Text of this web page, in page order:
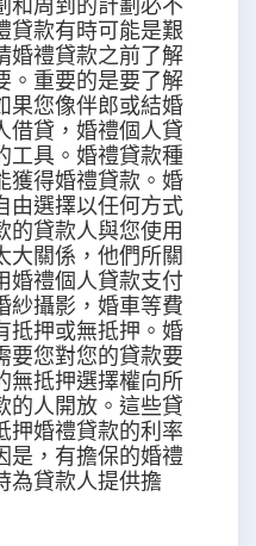
和周到的計劃必不
貸款有時可能是艱
婚禮貸款之前了解
。重要的是要了解
果您像伴郎或結婚
借貸，婚禮個人貸
工具。婚禮貸款種
獲得婚禮貸款。婚
由選擇以任何方式
的貸款人與您使用
大關係，他們所關
婚禮個人貸款支付
紗攝影，婚車等費
抵押或無抵押。婚
要您對您的貸款要
無抵押選擇權向所
的人開放。這些貸
押婚禮貸款的利率
是，有擔保的婚禮
為貸款人提供擔